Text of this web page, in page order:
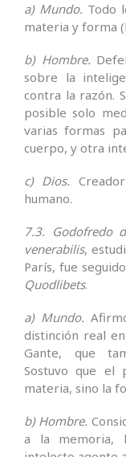
a) Mundo. Todo
materia y forma
b) Hombre.
sobre la
contra la razón.
posible solo
varias formas
cuerpo, y otra
c) Dios.
humano.
7.3. Godofredo
venerabilis,
París, fue
Quodlibets.
a) Mundo.
distinción real
Gante, que
Sostuvo que el
materia, sino la
b) Hombre.
a la memoria,